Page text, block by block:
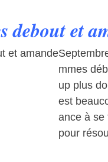
debout et
mmes
up plus
est
ance à se
pour